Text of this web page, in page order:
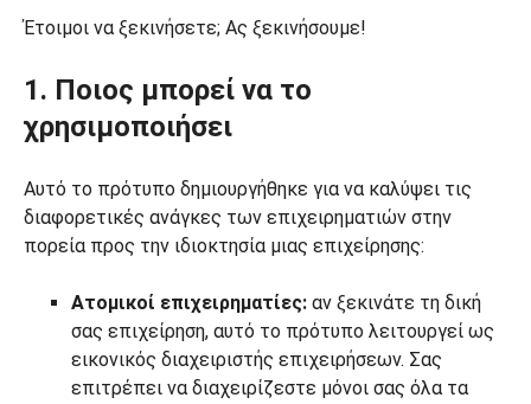
Έτοιμοι να ξεκινήσετε; Ας ξεκινήσουμε!
1. Ποιος μπορεί να το
χρησιμοποιήσει
Αυτό το πρότυπο δημιουργήθηκε για να καλύψει τις
διαφορετικές ανάγκες των επιχειρηματιών στην
πορεία προς την ιδιοκτησία μιας επιχείρησης:
Ατομικοί επιχειρηματίες: αν ξεκινάτε τη δική
σας επιχείρηση, αυτό το πρότυπο λειτουργεί ως
εικονικός διαχειριστής επιχειρήσεων. Σας
επιτρέπει να διαχειρίζεστε μόνοι σας όλα τα